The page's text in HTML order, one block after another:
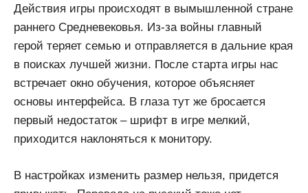
Действия игры происходят в вымышленной стране
раннего Средневековья. Из-за войны главный
герой теряет семью и отправляется в дальние края
в поисках лучшей жизни. После старта игры нас
встречает окно обучения, которое объясняет
основы интерфейса. В глаза тут же бросается
первый недостаток – шрифт в игре мелкий,
приходится наклоняться к монитору.
В настройках изменить размер нельзя, придется